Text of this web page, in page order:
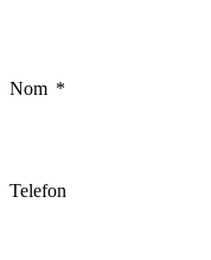
Nom
Telefon